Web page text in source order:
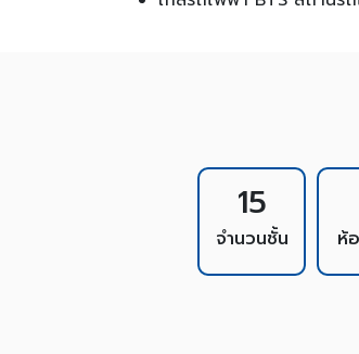
15
จำนวนชั้น ห้